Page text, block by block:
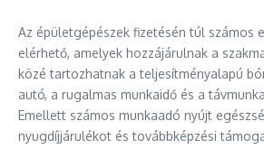
Az épületgépészek fizetésén túl számos
elérhető, amelyek hozzájárulnak a
közé tartozhatnak a teljesítményalapú
autó, a rugalmas munkaidő és a
Emellett számos munkaadó nyújt
nyugdíjjárulékot és továbbképzési